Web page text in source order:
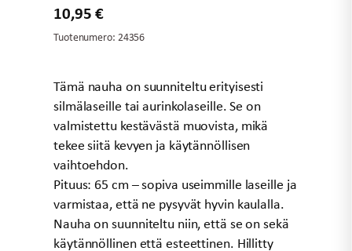
10,95€
Tuotenumero: 24356
Tämä nauha on suunniteltu erityisesti
silmälaseille tai aurinkolaseille. Se on
valmistettu kestävästä muovista, mikä
tekee siitä kevyen ja käytännöllisen
vaihtoehdon.
Pituus: 65 cm – sopiva useimmille laseille ja
varmistaa, että ne pysyvät hyvin kaulalla.
Nauha on suunniteltu niin, että se on sekä
käytännöllinen että esteettinen. Hillitty